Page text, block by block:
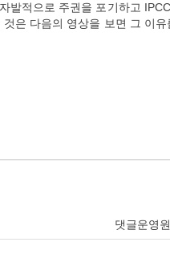
발적으로 주권을 포기하고 IPCC
은 다음의 영상을 보면 그 이유
댓글운영